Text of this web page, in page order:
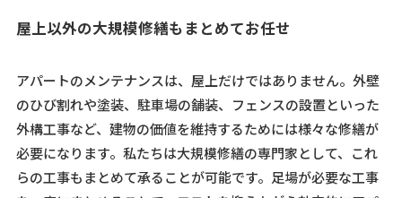
屋上以外の大規模修繕もまとめてお任せ
アパートのメンテナンスは、屋上だけではありません。外壁
のひび割れや塗装、駐車場の舗装、フェンスの設置といった
外構工事など、建物の価値を維持するためには様々な修繕が
必要になります。私たちは大規模修繕の専門家として、これ
らの工事もまとめて承ることが可能です。足場が必要な工事